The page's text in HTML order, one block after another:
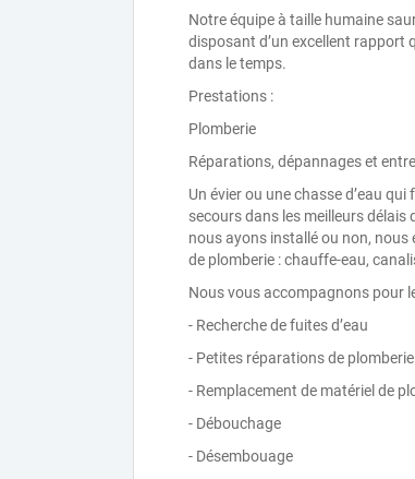
Notre équipe à taille humaine
disposant d’un excellent rapport
dans le temps.
Prestations :
Plomberie
Réparations, dépannages et
Un évier ou une chasse d’eau
secours dans les meilleurs délais
nous ayons installé ou non,
de plomberie : chauffe-eau,
Nous vous accompagnons pour
- Recherche de fuites d’eau
- Petites réparations de plomberie
- Remplacement de matériel de
- Débouchage
- Désembouage